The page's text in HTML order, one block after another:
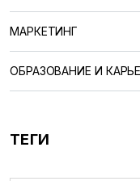
МАРКЕТИНГ
ОБРАЗОВАНИЕ И
ТЕГИ